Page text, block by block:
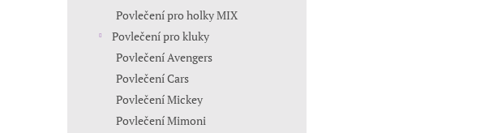
Povlečení pro holky MIX
Povlečení pro kluky
Povlečení Avengers
Povlečení Cars
Povlečení Mickey
Povlečení Mimoni